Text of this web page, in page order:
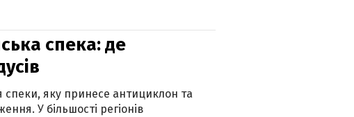
спека: де
яку принесе антициклон та
У більшості регіонів